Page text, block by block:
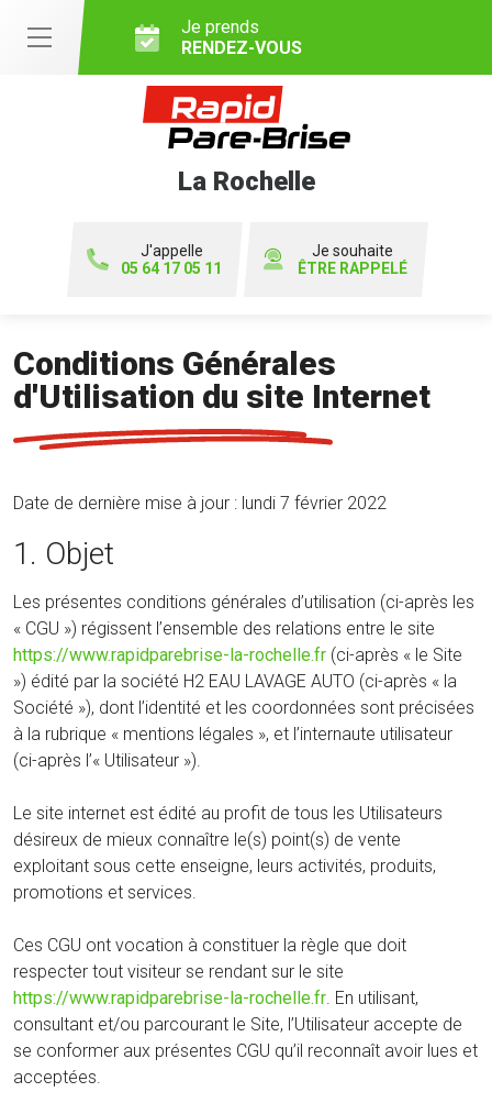
Je prends
RENDEZ-VOUS
La Rochelle
J'appelle
05 64 17 05 11
Je souhaite
ÊTRE RAPPELÉ
Conditions Générales
d'Utilisation du site Internet
Date de dernière mise à jour : lundi 7 février 2022
1. Objet
Les présentes conditions générales d’utilisation (ci-après les
« CGU ») régissent l’ensemble des relations entre le site
https://www.rapidparebrise-la-rochelle.fr (ci-après « le Site
») édité par la société H2 EAU LAVAGE AUTO (ci-après « la
Société »), dont l’identité et les coordonnées sont précisées
à la rubrique « mentions légales », et l’internaute utilisateur
(ci-après l’« Utilisateur »).
Le site internet est édité au profit de tous les Utilisateurs
désireux de mieux connaître le(s) point(s) de vente
exploitant sous cette enseigne, leurs activités, produits,
promotions et services.
Ces CGU ont vocation à constituer la règle que doit
respecter tout visiteur se rendant sur le site
https://www.rapidparebrise-la-rochelle.fr. En utilisant,
consultant et/ou parcourant le Site, l’Utilisateur accepte de
se conformer aux présentes CGU qu’il reconnaît avoir lues et
acceptées.